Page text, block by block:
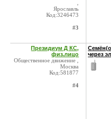
Ярославль
Код:3246473
#3
Президиум Д КС,
физ.лицо
Общественное движение ,
Москва
Код:581877
#4
через